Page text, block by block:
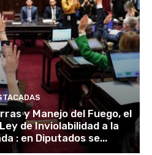
y Manejo del Fuego, el
de Inviolabilidad a la
: en Diputados se...